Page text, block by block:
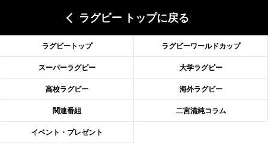
2026年6月18日(木)更新
滑川剛人レフリー、早過ぎる引退「27年W杯の主審、遠のいた夢」
2026年6月11日(木)更新
神戸、リーグワン初優勝の道のりデイブ・レニーHCの功績と財産
2026年6月4日(木)更新
“泣き虫先生”こと山口良治氏死去「信は力なり」骨太の教育方針
ラグビー トップに戻る
ラグビートップ ラグビーワールドカップ
スーパーラグビー 大学ラグビー
高校ラグビー 海外ラグビー
関連番組 二宮清純コラム
イベント・プレゼント